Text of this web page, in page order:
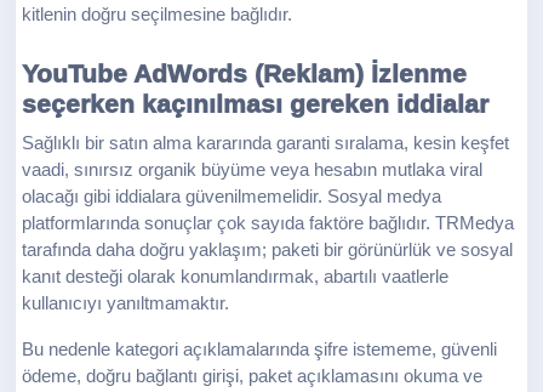
kitlenin doğru seçilmesine bağlıdır.
YouTube AdWords (Reklam) İzlenme
seçerken kaçınılması gereken iddialar
Sağlıklı bir satın alma kararında garanti sıralama, kesin keşfet
vaadi, sınırsız organik büyüme veya hesabın mutlaka viral
olacağı gibi iddialara güvenilmemelidir. Sosyal medya
platformlarında sonuçlar çok sayıda faktöre bağlıdır. TRMedya
tarafında daha doğru yaklaşım; paketi bir görünürlük ve sosyal
kanıt desteği olarak konumlandırmak, abartılı vaatlerle
kullanıcıyı yanıltmamaktır.
Bu nedenle kategori açıklamalarında şifre istememe, güvenli
ödeme, doğru bağlantı girişi, paket açıklamasını okuma ve